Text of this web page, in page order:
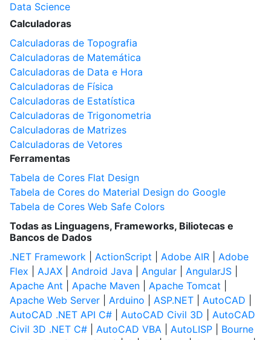
Data Science
Calculadoras
Calculadoras de Topografia
Calculadoras de Matemática
Calculadoras de Data e Hora
Calculadoras de Física
Calculadoras de Estatística
Calculadoras de Trigonometria
Calculadoras de Matrizes
Calculadoras de Vetores
Ferramentas
Tabela de Cores Flat Design
Tabela de Cores do Material Design do Google
Tabela de Cores Web Safe Colors
Todas as Linguagens, Frameworks, Biliotecas e
Bancos de Dados
.NET Framework
ActionScript Adobe AIR
Adobe
Flex
AJAX Android Java Angular AngularJS
Apache Ant
Apache Maven Apache Tomcat
Apache Web Server
Arduino ASP.NET AutoCAD
AutoCAD .NET API C#
AutoCAD Civil 3D
AutoCAD
Civil 3D .NET C#
AutoCAD VBA AutoLISP
Bourne